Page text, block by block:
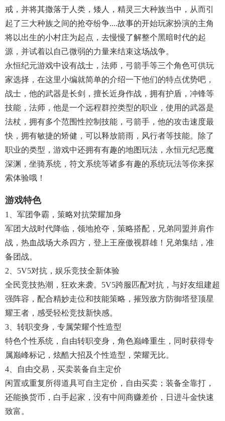
戒，并将其撒落于人类，矮人，精灵三大种族当中，从而引
起了三大种族之间的抢夺纷争....故事的开始玩家扮演的主角
将以出生的小村庄为起点，去慢慢了解整个黑暗时代的起
源，并试着以自己微弱的力量来结束这场战争。
永恒纪元游戏中设有战士，法师，弓箭手等三个角色可供玩
家选择，在这里小编就简单的介绍一下他们的特点优势吧，
战士，他的武器是长剑，擅长近身作战，拥有护盾，冲锋等
技能，法师，他是一个远程群控类型的职业，使用的武器是
法杖，拥有多个范围性控制技能，弓箭手，他的攻击速度最
快，拥有敏捷的矫健，可以释放箭雨，风行者等技能。除了
职业的类型，游戏中还拥有有趣的地图玩法，永恒元纪恶魔
深渊，坐骑系统，符文系统等诸多有趣的系统玩法等你来探
索体验哦！
游戏特色
1、军团争霸，策略对抗荣耀加身
军团大战时代降临，领地抢夺，策略搭配，兄弟同盟并肩作
战，热血战场大杀四方，登上王座傲视群雄！兄弟集结，准
备团战。
2、5V5对抗，娱乐竞技全新体验
全民竞技热潮，狂欢来袭。5V5跨服匹配对抗，与好友组建超
强阵容，配合精妙走位和技能策略，摧毁敌方防御塔登顶星
耀王者，感受轻松竞技新快感。
3、转职变身，专属荣耀个性造型
特色个性系统，自由转职变身，角色巅峰重生，同时获得专
属巅峰标记，炫酷大招及个性造型，荣耀无比。
4、自由交易，买卖装备自主定价
闲置或重复所得道具可自主定价，自由买卖；装备全靠打，
还能换货币，白手起家，没有中间商赚差价，日进斗金快速
致富。